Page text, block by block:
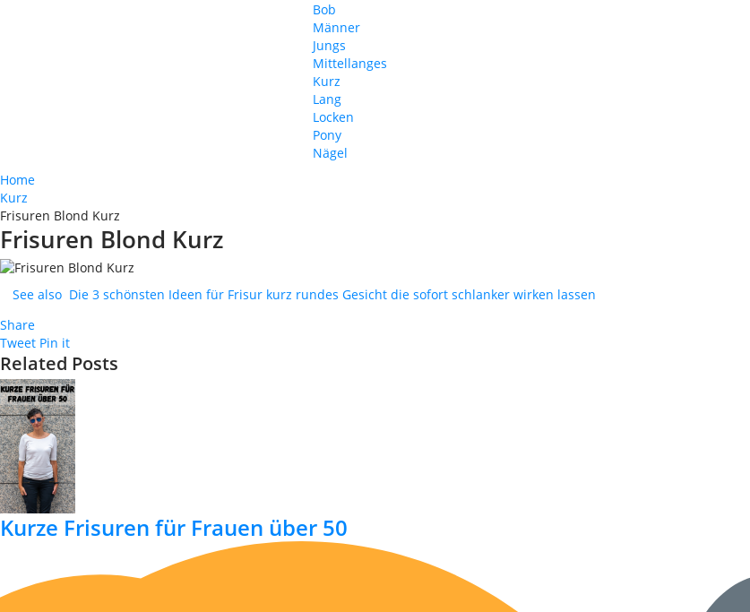
Bob
Männer
Jungs
Mittellanges
Kurz
Lang
Locken
Pony
Nägel
Home
Kurz
Frisuren Blond Kurz
Frisuren Blond Kurz
See also Die 3 schönsten Ideen für Frisur kurz rundes Gesicht die sofort schlanker wirken lassen
Share
Tweet Pin it
Related Posts
Kurze Frisuren für Frauen über 50